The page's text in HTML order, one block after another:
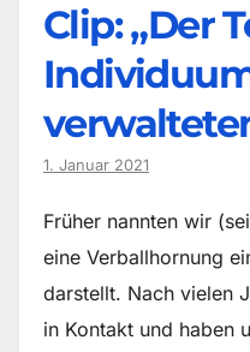
Clip: „Der
1. Januar 2021
Früher nannten wir
eine Verballhornung
darstellt. Nach vielen
in Kontakt und haben